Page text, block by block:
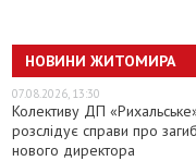
НОВИНИ ЖИТОМИРА
07.08.2026, 13:30
Колективу ДП
розслідує справи про
нового директора